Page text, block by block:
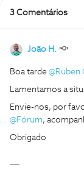
3 Comentários
João H.
Boa tarde @Ruben
Lamentamos a
Envie-nos, por
@Fórum,
Obrigado